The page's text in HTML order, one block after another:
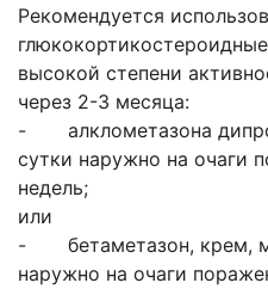
Рекомендуется
высокой степени
через 2-3 месяца:
- алклометазона
сутки наружно на очаги
недель;
или
- бетаметазон, крем,
наружно на очаги